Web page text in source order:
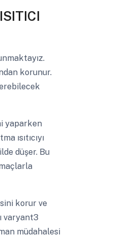
korunur.
yaparken
ısıtıcıyı
düşer. Bu
korur ve
varyant3
müdahalesi